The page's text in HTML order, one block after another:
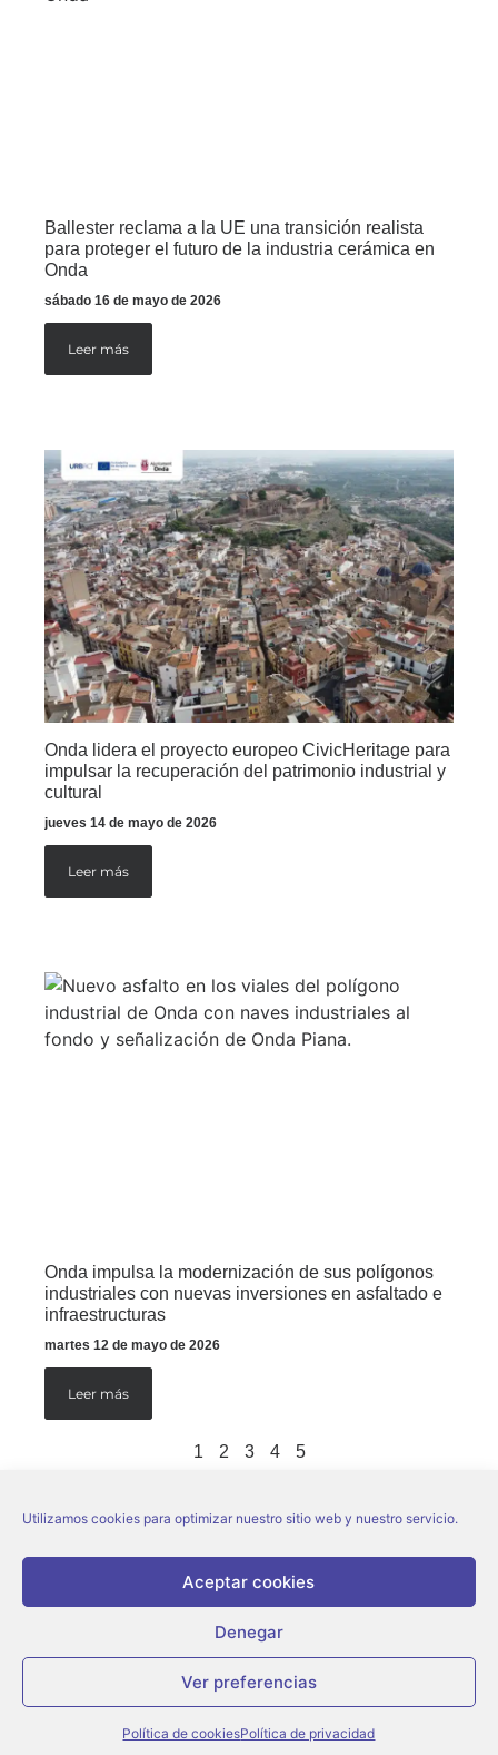
Utilizamos cookies para optimizar nuestro sitio web y nuestro servicio.
Aceptar cookies
Denegar
Ver preferencias
Política de cookiesPolítica de privacidad
Ballester reclama a la UE una transición realista
para proteger el futuro de la industria cerámica en
Onda
sábado 16 de mayo de 2026
Leer más
Onda lidera el proyecto europeo CivicHeritage para
impulsar la recuperación del patrimonio industrial y
cultural
jueves 14 de mayo de 2026
Leer más
Onda impulsa la modernización de sus polígonos
industriales con nuevas inversiones en asfaltado e
infraestructuras
martes 12 de mayo de 2026
Leer más
1 2 3 4 5
Aviso legal
Política de cookies